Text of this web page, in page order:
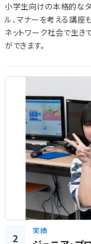
小学生向けの本格的なタ
ル、マナーを考える講座
ネットワーク社会で生
ができます。
2
実績